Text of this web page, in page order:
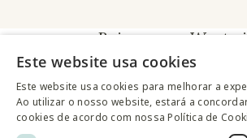
Baixe o app
Este website usa cookies
Este website usa cookies para melhorar a
Ao utilizar o nosso website, estará a
cookies de acordo com nossa Política de